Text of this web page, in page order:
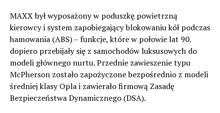
MAXX był wyposażony w poduszkę powietrzną
kierowcy i system zapobiegający blokowaniu kół podczas
hamowania (ABS) – funkcje, które w połowie lat 90.
dopiero przebijały się z samochodów luksusowych do
modeli głównego nurtu. Przednie zawieszenie typu
McPherson zostało zapożyczone bezpośrednio z modeli
średniej klasy Opla i zawierało firmową Zasadę
Bezpieczeństwa Dynamicznego (DSA).